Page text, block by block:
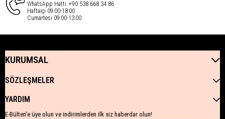
WhatsApp Hattı: +90 538 668 34 86
Haftaiçi 09:00-18:00
Cumartesi 09:00-13:00
KURUMSAL
SÖZLEŞMELER
YARDIM
E-Bülten'e üye olun ve indirimlerden ilk siz haberdar olun!